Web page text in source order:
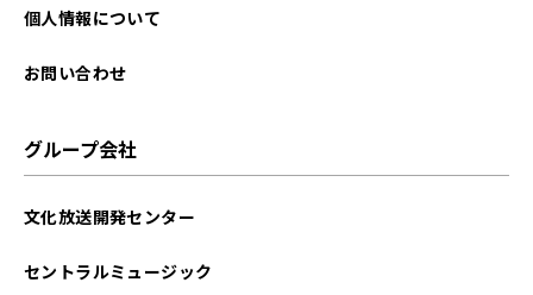
個人情報について
お問い合わせ
グループ会社
文化放送開発センター
セントラルミュージック